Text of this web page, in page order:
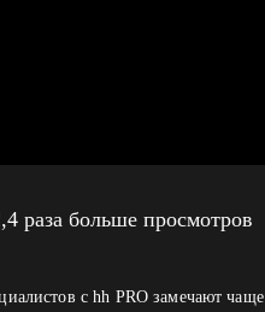
раза больше просмотров
с hh PRO замечают чаще